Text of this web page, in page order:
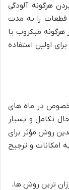
هرگونه آلودگی
قطعات را به مدت
هرگونه میکروب یا
اولین استفاده
در ماه های
تکامل و بسیار
روش مؤثر برای
امکانات و ترجیح
ترین روش ها،